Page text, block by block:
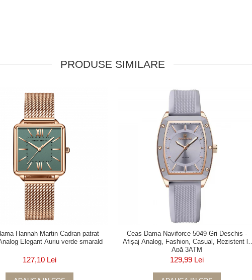
PRODUSE SIMILARE
Hannah Martin Cadran patrat
Elegant Auriu verde smarald
127,10 Lei
Ceas Dama Naviforce 5049 Gri Deschis -
Afișaj Analog, Fashion, Casual, Rezistent la
Apă 3ATM
129,99 Lei